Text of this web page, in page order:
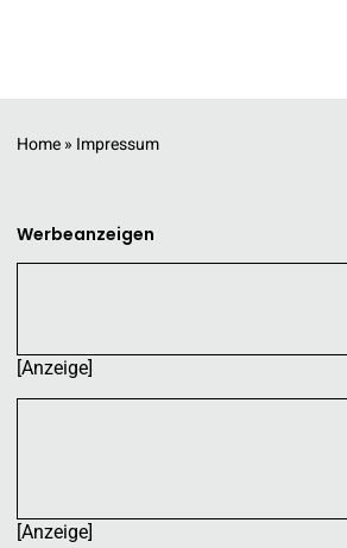
Home» Impressum
Werbeanzeigen
[Anzeige]
[Anzeige]